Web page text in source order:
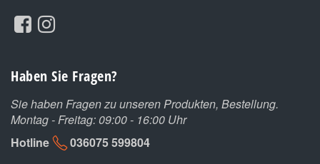
Haben Sie Fragen?
Sie haben Fragen zu unseren Produkten, Bestellung.
Montag - Freitag: 09:00 - 16:00 Uhr
Hotline
036075 599804